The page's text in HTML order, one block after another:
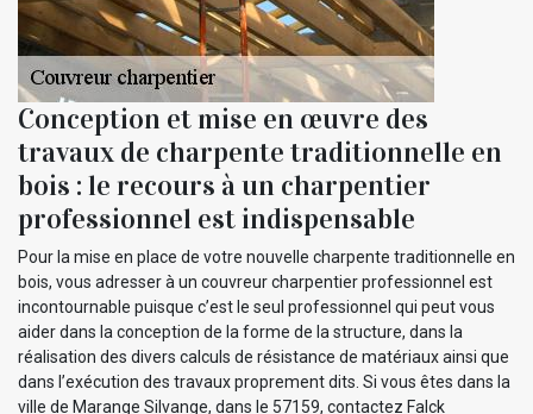
Conception et mise en œuvre des
travaux de charpente traditionnelle en
bois : le recours à un charpentier
professionnel est indispensable
Pour la mise en place de votre nouvelle charpente traditionnelle en
bois, vous adresser à un couvreur charpentier professionnel est
incontournable puisque c’est le seul professionnel qui peut vous
aider dans la conception de la forme de la structure, dans la
réalisation des divers calculs de résistance de matériaux ainsi que
dans l’exécution des travaux proprement dits. Si vous êtes dans la
ville de Marange Silvange, dans le 57159, contactez Falck